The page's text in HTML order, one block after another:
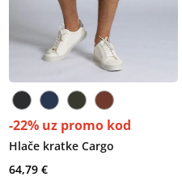
-22% uz promo kod
Hlače kratke Cargo
64,79 €